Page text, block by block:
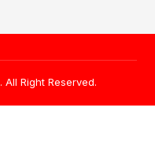
. All Right Reserved.